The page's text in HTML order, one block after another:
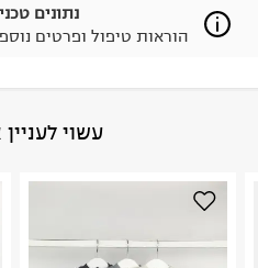
למידע נא ללחוץ כאן
.
לפני החזרת החבילה, חשוב
פריטים שבירים יש להחזיר
2. לא ניתן להחזיר חולצות בי"ס מודפסות בהדפסה אישית.
3. מוצרי טיפוח ניתן להחזיר
4. לא ניתן להחזיר ויטמינים ותוספי תזונה.
נתונים
הוראות טיפול ופרטים
עשוי